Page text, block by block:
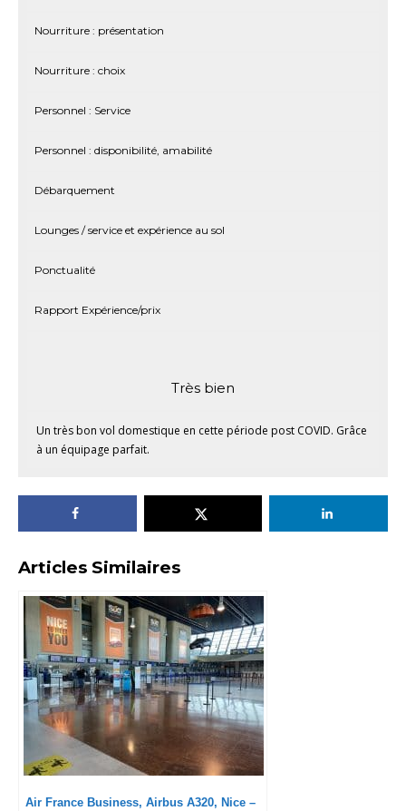
Nourriture : présentation
Nourriture : choix
Personnel : Service
Personnel : disponibilité, amabilité
Débarquement
Lounges / service et expérience au sol
Ponctualité
Rapport Expérience/prix
Très bien
Un très bon vol domestique en cette période post COVID. Grâce
à un équipage parfait.
Articles Similaires
Air France Business, Airbus A320, Nice –